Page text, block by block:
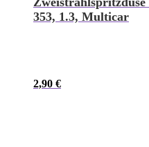
353, 1.3, Multicar
2,90 €